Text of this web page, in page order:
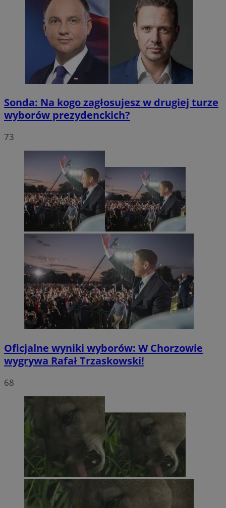
Sonda: Na kogo zagłosujesz w drugiej turze
wyborów prezydenckich?
73
Oficjalne wyniki wyborów: W Chorzowie
wygrywa Rafał Trzaskowski!
68